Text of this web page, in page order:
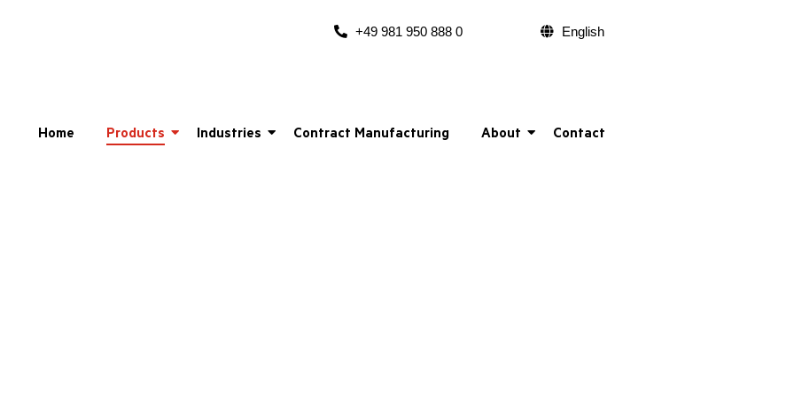
+49 981 950 888 0 English
Home Products Industries Contract Manufacturing About Contact